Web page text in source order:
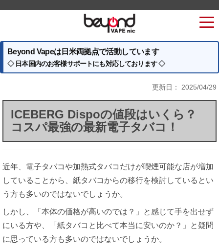
Beyond Vapeは日米両拠点で活動しています
◇ 日本国内のお客様サポートにも対応しております ◇
更新日： 2025/04/29
ICEBERG Dispoの値段はいくら？
コスパ最強の最新電子タバコ！
近年、電子タバコや加熱式タバコだけが喫煙可能な店が増加
していることから、紙タバコからの移行を検討しているとい
う方も多いのではないでしょうか。
しかし、「本体の価格が高いのでは？」と感じて手を出せず
にいる方や、「紙タバコと比べて本当に安いのか？」と疑問
に思っている方も多いのではないでしょうか。